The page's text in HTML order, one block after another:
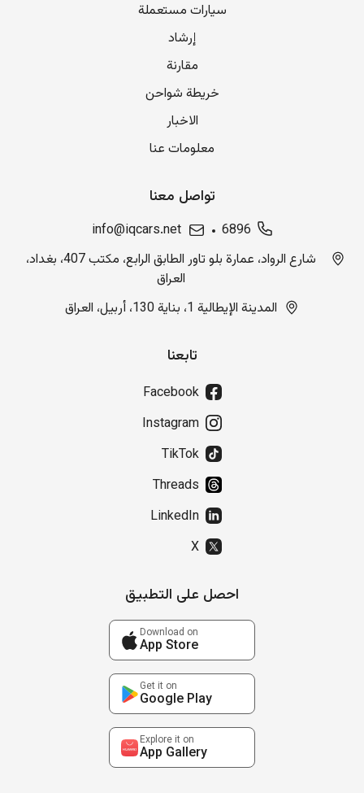
سيارات مستعملة
إرشاد
مقارنة
خريطة شواحن
الاخبار
معلومات عنا
تواصل معنا
6896
info@iqcars.net
شارع الرواد، عمارة بلو تاور الطابق الرابع، مكتب 407، بغداد،
العراق
المدينة الإيطالية 1، بناية 130، أربيل، العراق
تابعنا
Facebook
Instagram
TikTok
Threads
LinkedIn
X
احصل على التطبيق
Download on
App Store
Get it on
Google Play
Explore it on
App Gallery